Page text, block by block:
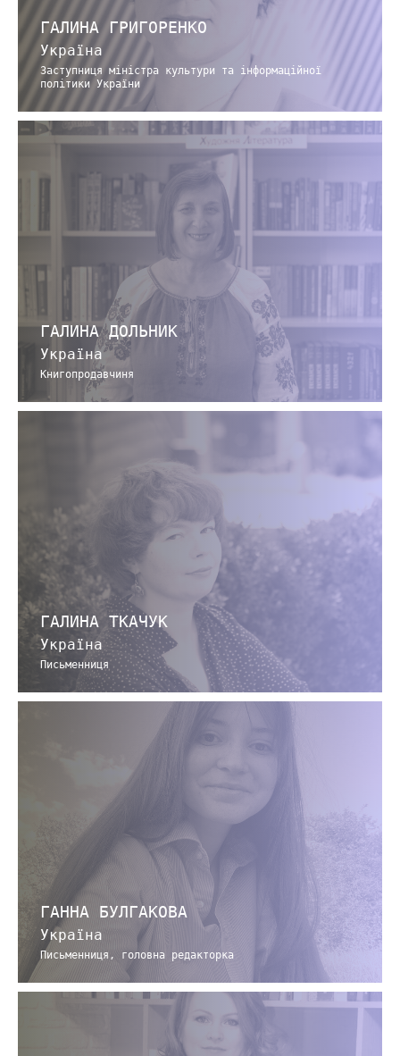
ГАЛИНА ГРИГОРЕНКО
Україна
Заступниця міністра культури та інформаційної
політики України
ГАЛИНА ДОЛЬНИК
Україна
Книгопродавчиня
ГАЛИНА ТКАЧУК
Україна
Письменниця
ГАННА БУЛГАКОВА
Україна
Письменниця, головна редакторка